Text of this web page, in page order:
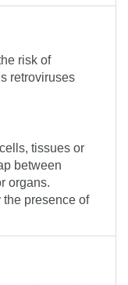
risk of
retroviruses
tissues or
between
organs.
the presence of